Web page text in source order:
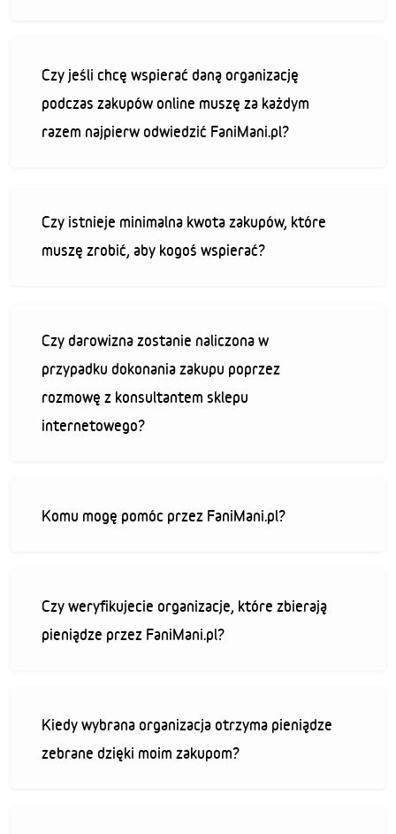
Czy jeśli chcę wspierać daną organizację
podczas zakupów online muszę za każdym
razem najpierw odwiedzić FaniMani.pl?
Czy istnieje minimalna kwota zakupów, które
muszę zrobić, aby kogoś wspierać?
Czy darowizna zostanie naliczona w
przypadku dokonania zakupu poprzez
rozmowę z konsultantem sklepu
internetowego?
Komu mogę pomóc przez FaniMani.pl?
Czy weryfikujecie organizacje, które zbierają
pieniądze przez FaniMani.pl?
Kiedy wybrana organizacja otrzyma pieniądze
zebrane dzięki moim zakupom?